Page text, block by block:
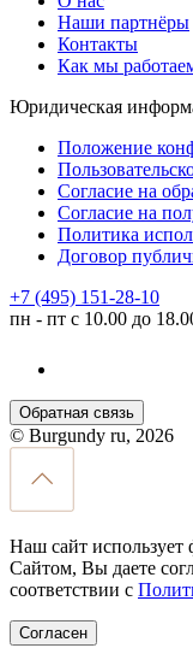
Наши партнёры
Контакты
Как мы
Юридическая
Положение
Согласие на
Согласие на
Политика
Договор
+7 (495) 151-28-10
пн - пт с 10.00 до
Обратная связь
© Burgundy ru, 2026
Наш сайт использует
Сайтом, Вы даете
соответствии с
Согласен